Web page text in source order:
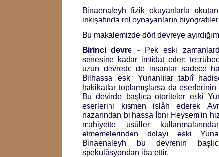
Binaenaleyh fizik okuyanlarla
inkişafında rol oynayanların
Bu makalemizde dört devreye
Birinci devre - Pek eski
senesine kadar imtidat eder;
uzun devrede de insanlar sadece
Bilhassa eski Yunanlılar tabiî
hakikatlar toplamışlarsa da
Bu devirde başlıca otoriteler eski
eserlerini kısmen islâh ederek
nazarından bilhassa İbni Heysem'in
mahiyette usûller
etmemelerinden dolayı eski
Binaenaleyh bu devrenin
spekulâsyondan ibarettir.